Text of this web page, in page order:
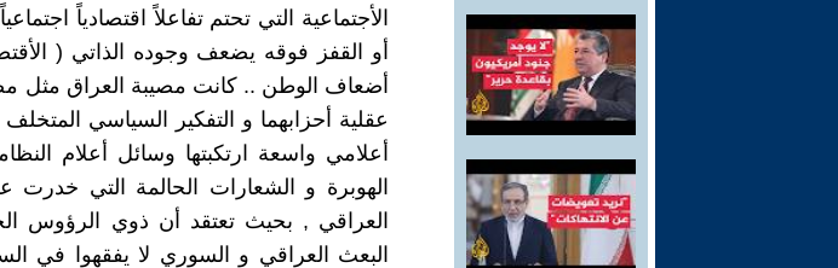
الأجتماعية التي تحتم تفاعلاً اقتصادياً
أو القفز فوقه يضعف وجوده الذاتي (
أضعاف الوطن .. كانت مصيبة العراق مثل
عقلية أحزابهما و التفكير السياسي
أعلامي واسعة ارتكبتها وسائل أعلام
الهوبرة و الشعارات الحالمة التي
العراقي , بحيث تعتقد أن ذوي الرؤوس
البعث العراقي و السوري لا يفقهوا في